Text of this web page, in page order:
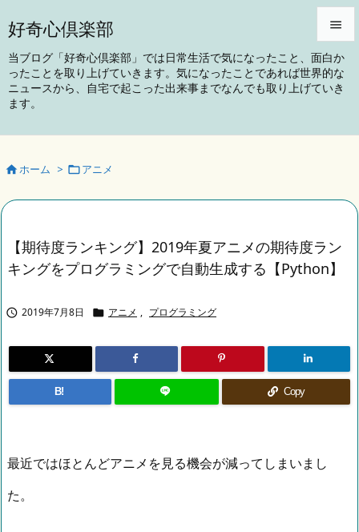
好奇心倶楽部
当ブログ「好奇心倶楽部」では日常生活で気になったこと、面白か
ったことを取り上げていきます。気になったことであれば世界的な
ニュースから、自宅で起こった出来事までなんでも取り上げていき
ます。


メニュ


次へ
検索
ホーム > アニメ
【期待度ランキング】2019年夏アニメの期待度ラン
キングをプログラミングで自動生成する【Python】
 2019年7月8日  アニメ , プログラミング
B! Copy
最近ではほとんどアニメを見る機会が減ってしまいまし
た。